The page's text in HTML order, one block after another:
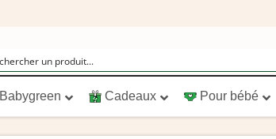
Babygreen Cadeaux Pour bébé